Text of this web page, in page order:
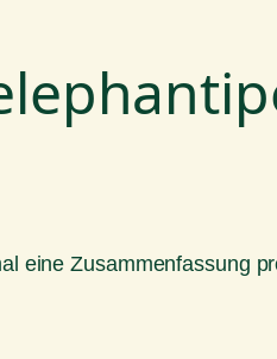
eine Zusammenfassung